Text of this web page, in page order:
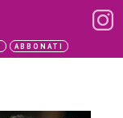
ABBONATI